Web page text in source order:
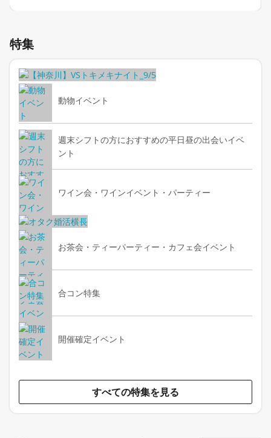
of
特集
動物イベント
週末シフトの方におすすめの平日昼の出会いイベ
ント
ワイン会・ワインイベント・パーティー
お茶会・ティーパーティー・カフェ会イベント
合コン特集
開催確定イベント
すべての特集を見る